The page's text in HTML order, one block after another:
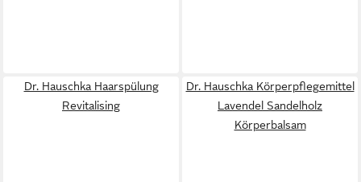
Dr. Hauschka Haarspülung
Revitalising
Dr. Hauschka Körperpflegemittel
Lavendel Sandelholz
Körperbalsam